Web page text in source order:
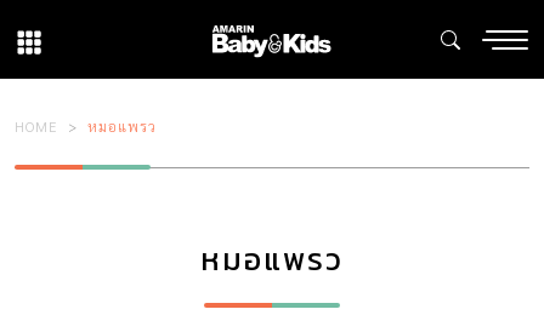
HOME หมอแพรว
หมอแพรว